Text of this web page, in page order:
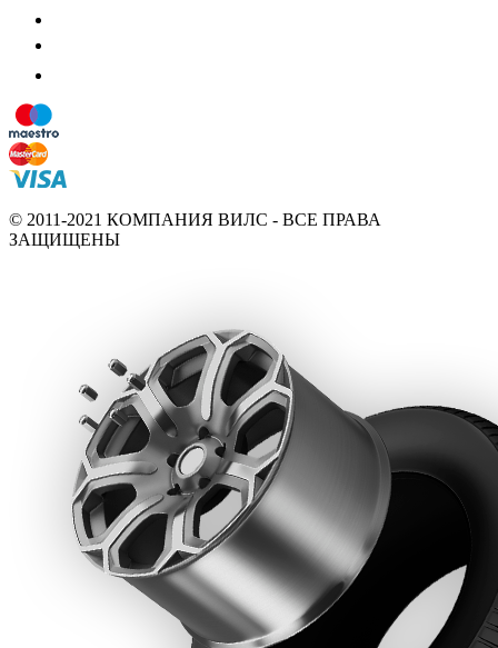
© 2011-2021 КОМПАНИЯ ВИЛС - ВСЕ ПРАВА
ЗАЩИЩЕНЫ